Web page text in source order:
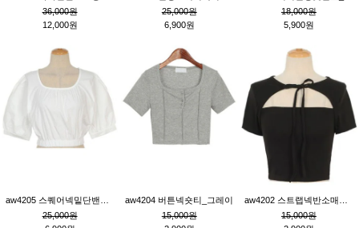
36,000원
12,000원
25,000원
6,900원
18,000원
5,900원
25,000원
aw4204 버튼넥숏티_그레이
15,000원
15,000원